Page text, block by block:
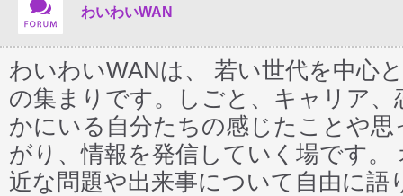
わいわいWAN
わいわいWANは、 若い世代を中心
の集まりです。しごと、キャリア
かにいる自分たちの感じたことや
がり、情報を発信していく場です
近な問題や出来事について自由に